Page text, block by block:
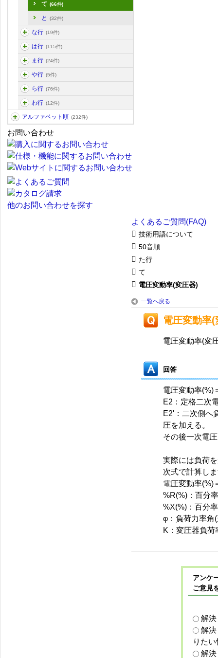
て (66件)
と (32件)
な行 (19件)
は行 (115件)
ま行 (24件)
や行 (5件)
ら行 (76件)
わ行 (12件)
アルファベット順 (232件)
お問い合わせ
他のお問い合わせを探す
よくあるご質問(FAQ)
技術用語について
50音順
た行
て
電圧変動率(変圧器)
一覧へ戻る
電圧変動率(
電圧変動率(変
回答
電圧変動率(%)
E2：定格二次
E2'：二次側へ
圧を加える。
その後一次電
実際には負荷
次式で計算し
電圧変動率(%)
%R(%)：百分
%X(%)：百分
φ：負荷力率角
K：変圧器負荷
アンケ
ご意見
解
解
りた
解